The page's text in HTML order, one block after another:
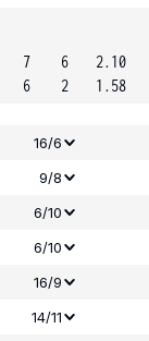
7
6
6
2
2.10
1.58
16/6
9/8
6/10
6/10
16/9
14/11